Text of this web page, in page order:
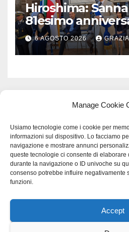
Manage Cookie
Usiamo tecnologie come i cookie per
informazioni sul dispositivo. Lo facciamo
navigazione e mostrare annunci
queste tecnologie ci consente di
durante la navigazione o ID univoche su
consenso potrebbe influire negativamente
funzioni.
Accept
Hiroshima:
81esimo
monito per tutti”
6 AGOSTO 2026
Proudly powered by WordPress|Tema: